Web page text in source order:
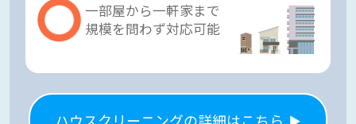
一部屋から一軒家まで
規模を問わず対応可能